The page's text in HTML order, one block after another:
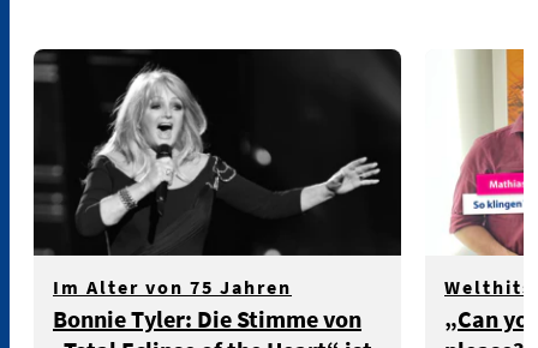
Im Alter von 75 Jahren
Bonnie Tyler: Die Stimme von
Welthits
„Can